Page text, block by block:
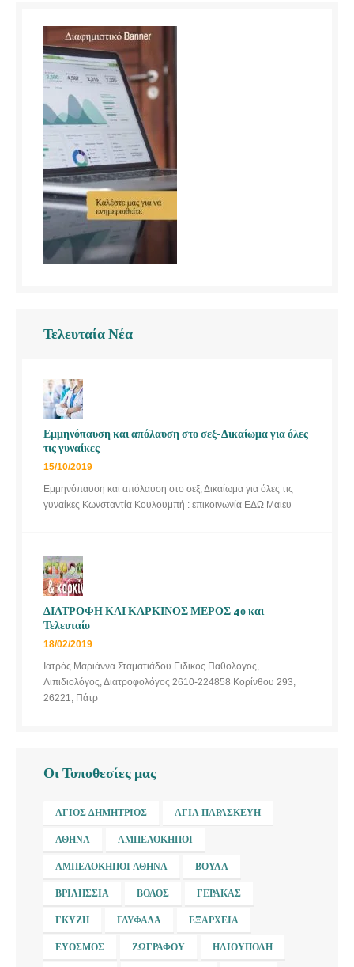
Τελευταία Νέα
Εμμηνόπαυση και απόλαυση στο σεξ-Δικαίωμα για όλες
τις γυναίκες
15/10/2019
Εμμηνόπαυση και απόλαυση στο σεξ, Δικαίωμα για όλες τις
γυναίκες Κωνσταντία Κουλουμπή : επικοινωνία ΕΔΩ Μαιευ
ΔΙΑΤΡΟΦΗ ΚΑΙ ΚΑΡΚΙΝΟΣ ΜΕΡΟΣ 4ο και
Τελευταίο
18/02/2019
Ιατρός Μαριάννα Σταματιάδου Ειδικός Παθολόγος,
Λιπιδιολόγος, Διατροφολόγος 2610-224858 Κορίνθου 293,
26221, Πάτρ
Οι Τοποθεσίες μας
ΆΓΙΟΣ ΔΗΜΉΤΡΙΟΣ ΑΓΊΑ ΠΑΡΑΣΚΕΥΉ
ΑΘΉΝΑ ΑΜΠΕΛΌΚΗΠΟΙ
ΑΜΠΕΛΌΚΗΠΟΙ ΑΘΉΝΑ ΒΟΎΛΑ
ΒΡΙΛΉΣΣΙΑ ΒΌΛΟΣ ΓΈΡΑΚΑΣ
ΓΚΎΖΗ ΓΛΥΦΆΔΑ ΕΞΆΡΧΕΙΑ
ΕΎΟΣΜΟΣ ΖΩΓΡΆΦΟΥ ΗΛΙΟΎΠΟΛΗ